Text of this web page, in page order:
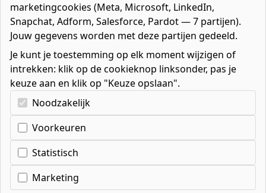
Favorieten0favorieten
Mijn ROC
Zoeken
Cookie-instellingen
marketingcookies (Meta, Microsoft, LinkedIn,
Snapchat, Adform, Salesforce, Pardot — 7 partijen).
Jouw gegevens worden met deze partijen gedeeld.
Je kunt je toestemming op elk moment wijzigen of
intrekken: klik op de cookieknop linksonder, pas je
keuze aan en klik op "Keuze opslaan".
Kies uw cookie-voorkeuren
Noodzakelijk
Voorkeuren
Statistisch
Marketing
Inschrijven
meeloopdag
Medewerker sport en